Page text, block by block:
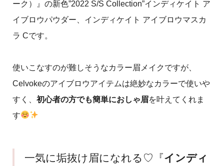
ーク）
』の新色”2022 S/S Collection”インディケイト ア
イブロウパウダー、 インディケイト アイブロウマスカ
ラ Cです。
使いこなすのが難しそうなカラー眉メイクですが、
Celvokeのアイブロウアイテムは絶妙なカラーで使いや
すく、 初心者の方でも簡単におしゃ眉を叶えてくれま
す
一気に垢抜け眉になれる♡『インディ